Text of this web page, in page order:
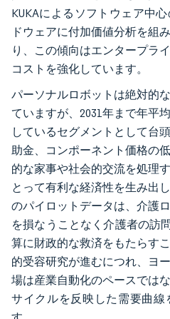
KUKAによるソフトウェア中
ドウェアに付加価値分析を組
り、この傾向はエンタープラ
コストを強化しています。
パーソナルロボットは絶対的
ていますが、2031年まで年平
しているセグメントとして台
助金、コンポーネント価格の
的な家事や社会的交流を処理
とって有利な経済性を生み出
のパイロットデータは、介護
を損なうことなく介護者の訪
算に財政的な救済をもたらす
的受容研究が進むにつれ、ヨ
場は産業自動化のペースでは
サイクルを反映した需要曲